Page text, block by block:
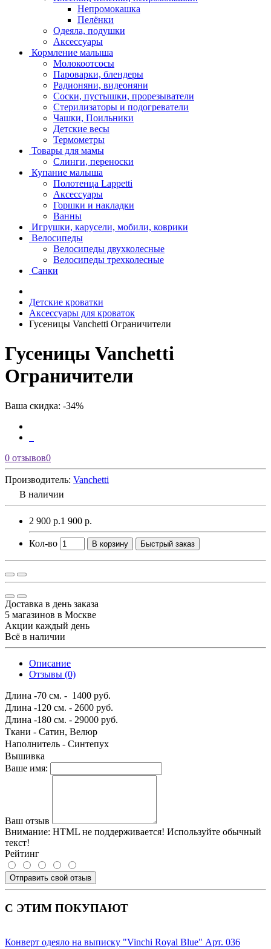
Непромокашка
Пелёнки
Одеяла, подушки
Аксессуары
Кормление малыша
Молокоотсосы
Пароварки, блендеры
Радионяни, видеоняни
Соски, пустышки, прорезыватели
Стерилизаторы и подогреватели
Чашки, Поильники
Детские весы
Термометры
Товары для мамы
Слинги, переноски
Купание малыша
Полотенца Lappetti
Аксессуары
Горшки и накладки
Ванны
Игрушки, карусели, мобили, коврики
Велосипеды
Велосипеды двухколесные
Велосипеды трехколесные
Санки
Детские кроватки
Аксессуары для кроваток
Гусеницы Vanchetti Ограничители
Гусеницы Vanchetti
Ограничители
Ваша скидка: -34%
0 отзывов0
Производитель: Vanchetti
В наличии
2 900 р.1 900 р.
Кол-во В корзину Быстрый заказ
Доставка в день заказа
5 магазинов в Москве
Акции каждый день
Всё в наличии
Описание
Отзывы (0)
Длина -70 см. - 1400 руб.
Длина -120 см. - 2600 руб.
Длина -180 см. - 29000 руб.
Ткани - Сатин, Велюр
Наполнитель - Синтепух
Вышивка
Ваше имя:
Ваш отзыв
Внимание: HTML не поддерживается! Используйте обычный
текст!
Рейтинг
Отправить свой отзыв
С ЭТИМ ПОКУПАЮТ
Конверт одеяло на выписку "Vinchi Royal Blue" Арт. 036